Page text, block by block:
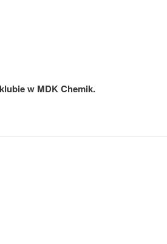
w MDK Chemik.